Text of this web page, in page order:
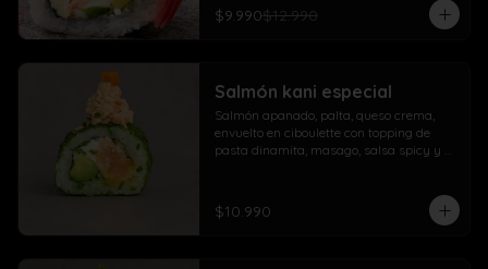
$9.990$12.990
Salmón kani especial
Salmón apanado, palta, queso crema,
envuelto en ciboulette con topping de
pasta dinamita, masago, salsa spicy y
$10.990